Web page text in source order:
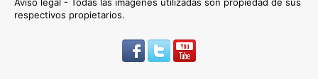
respectivos propietarios.